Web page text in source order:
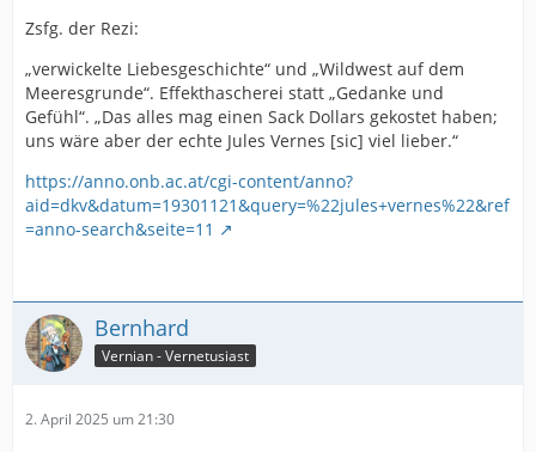
Zsfg. der Rezi:
„verwickelte Liebesgeschichte“ und „Wildwest auf dem
Meeresgrunde“. Effekthascherei statt „Gedanke und
Gefühl“. „Das alles mag einen Sack Dollars gekostet haben;
uns wäre aber der echte Jules Vernes [sic] viel lieber.“
https://anno.onb.ac.at/cgi-content/anno?
aid=dkv&datum=19301121&query=%22jules+vernes%22&ref
=anno-search&seite=11
Bernhard
Vernian - Vernetusiast
2. April 2025 um 21:30